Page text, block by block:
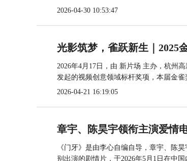
2026-04-30 10:53:47
光影筑梦，雀跃新生｜2025
2026年4月17日，由 新片场 主办，杭州
发起的视频创意领域标杆奖项，本届金雀
2026-04-21 16:19:05
章宇、陈昊宇领衔主演爱情
《门牙》是由李心自编自导，章宇、陈
别出演的剧情片，于2026年5月1日在中